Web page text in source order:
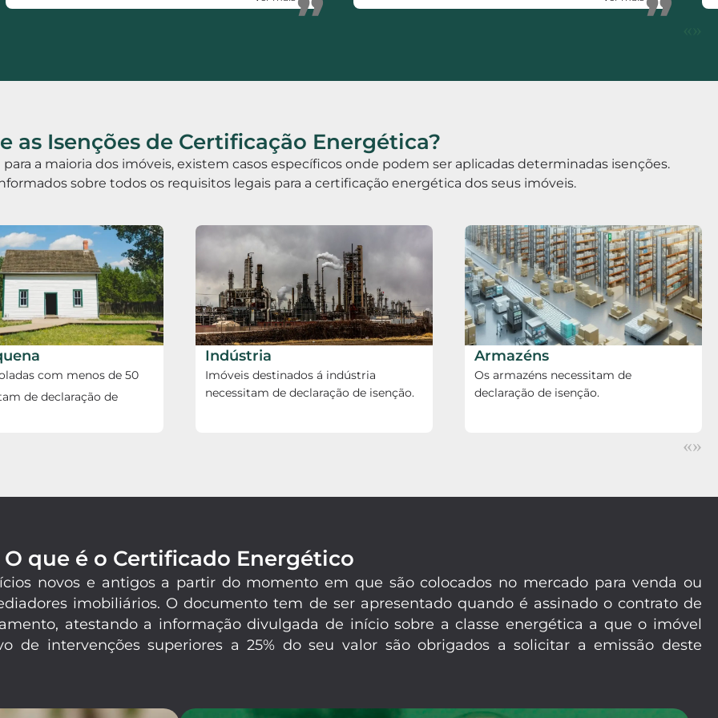
” ”
de certificação energética. Votos de muito
as Isenções de Certificação Energética?
a maioria dos imóveis, existem casos específicos onde podem ser aplicadas determinadas isenções.
sobre todos os requisitos legais para a certificação energética dos seus imóveis.
com menos de 50
de declaração de
Indústria
Imóveis destinados á indústria
necessitam de declaração de isenção.
Armazéns
Os armazéns necessitam de
declaração de isenção.
«»
O que é o Certificado Energético
novos e antigos a partir do momento em que são colocados no mercado para venda ou
imobiliários. O documento tem de ser apresentado quando é assinado o contrato de
atestando a informação divulgada de início sobre a classe energética a que o imóvel
de intervenções superiores a 25% do seu valor são obrigados a solicitar a emissão deste